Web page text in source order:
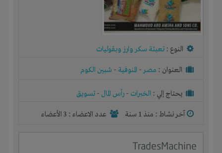
النوع : تعبئة سكر وارز وبقوليات
العنوان : مصر- المنوفية - شبين الكوم
يحتاج إلي : الخبرات - رأس المال - تسويق
آخر نشاط : منذ 1 سنة عدد الاعضاء : 3 الأعضاء
TradesMachine